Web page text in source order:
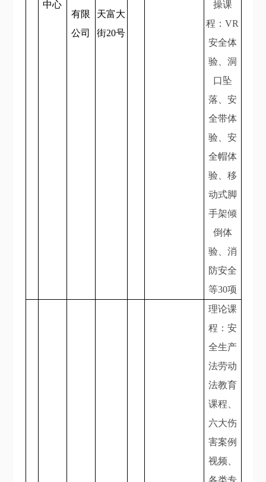
中心
有限
公司
天富大
街20号
操课
程：VR
安全体
验、洞
口坠
落、安
全带体
验、安
全帽体
验、移
动式脚
手架倾
倒体
验、消
防安全
等30项
理论课
程：安
全生产
法劳动
法教育
课程、
六大伤
害案例
视频、